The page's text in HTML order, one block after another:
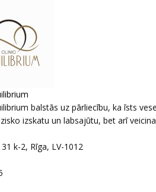
balstās uz pārliecību, ka īsts
izskatu un labsajūtu, bet arī
k-2, Rīga, LV-1012